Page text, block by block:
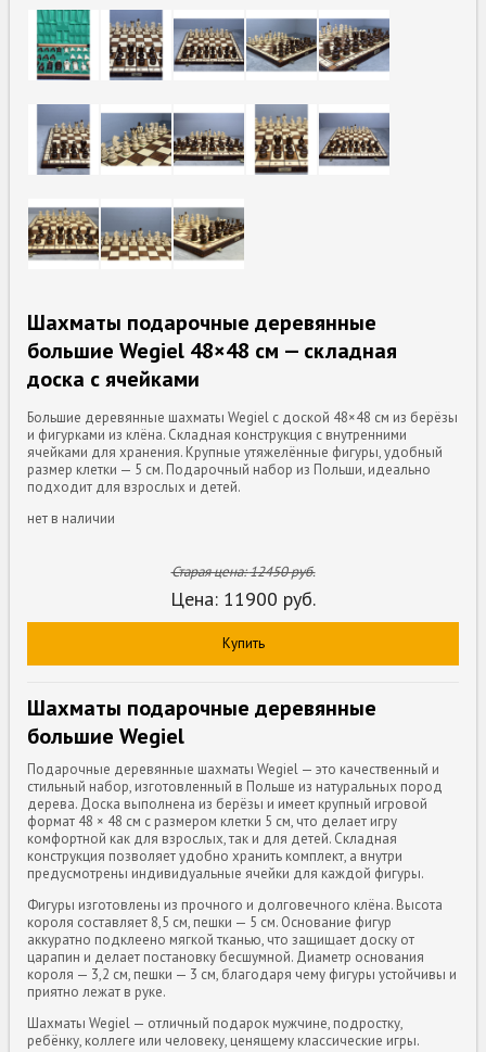
Шахматы подарочные деревянные
большие Wegiel 48×48 см — складная
доска с ячейками
Большие деревянные шахматы Wegiel с доской 48×48 см из берёзы
и фигурками из клёна. Складная конструкция с внутренними
ячейками для хранения. Крупные утяжелённые фигуры, удобный
размер клетки — 5 см. Подарочный набор из Польши, идеально
подходит для взрослых и детей.
нет в наличии
Старая цена:12450руб.
Цена: 11900 руб.
Купить
Шахматы подарочные деревянные
большие Wegiel
Подарочные деревянные шахматы Wegiel — это качественный и
стильный набор, изготовленный в Польше из натуральных пород
дерева. Доска выполнена из берёзы и имеет крупный игровой
формат 48 × 48 см с размером клетки 5 см, что делает игру
комфортной как для взрослых, так и для детей. Складная
конструкция позволяет удобно хранить комплект, а внутри
предусмотрены индивидуальные ячейки для каждой фигуры.
Фигуры изготовлены из прочного и долговечного клёна. Высота
короля составляет 8,5 см, пешки — 5 см. Основание фигур
аккуратно подклеено мягкой тканью, что защищает доску от
царапин и делает постановку бесшумной. Диаметр основания
короля — 3,2 см, пешки — 3 см, благодаря чему фигуры устойчивы и
приятно лежат в руке.
Шахматы Wegiel — отличный подарок мужчине, подростку,
ребёнку, коллеге или человеку, ценящему классические игры.